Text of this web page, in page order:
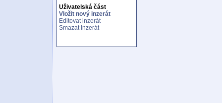
Uživatelská část
Vložit nový inzerát
Editovat inzerát
Smazat inzerát